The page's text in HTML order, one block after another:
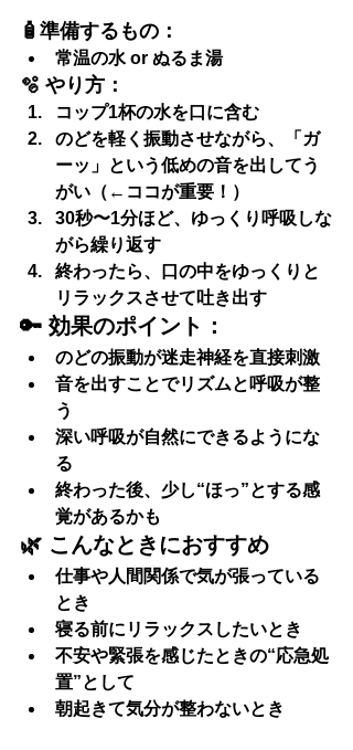
🧴準備するもの：
常温の水 or ぬるま湯
🫧 やり方：
コップ1杯の水を口に含む
のどを軽く振動させながら、
「ガ
ーッ」という低めの音を出してう
がい（←ココが重要！）
30秒〜1分ほど、 ゆっくり呼吸 しな
がら繰り返す
終わったら、口の中をゆっくりと
リラックスさせて吐き出す
🔑 効果のポイント：
のどの振動が迷走神経を直接刺激
音を出すことでリズムと呼吸が整
う
深い呼吸が自然にできるようにな
る
終わった後、少し“ほっ”とする感
覚があるかも
🌿 こんなときにおすすめ
仕事や人間関係で気が張っている
とき
寝る前にリラックスしたいとき
不安や緊張を感じたときの“応急処
置”として
朝起きて気分が整わないとき